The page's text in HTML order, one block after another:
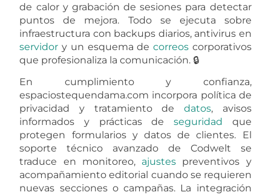
de calor y grabación de sesiones para detectar
puntos de mejora. Todo se ejecuta sobre
infraestructura con backups diarios, antivirus en
servidor y un esquema de correoscorporativos
que profesionaliza la comunicación. 🔒
En cumplimiento y confianza,
espaciostequendama.com incorpora política de
privacidad y tratamiento de datos, avisos
informados y prácticas de seguridad
que
protegen formularios y datos de clientes. El
soporte técnico avanzado de Codwelt se
traduce en monitoreo, ajustes preventivos y
acompañamiento editorial cuando se requieren
nuevas secciones o campañas. La integración